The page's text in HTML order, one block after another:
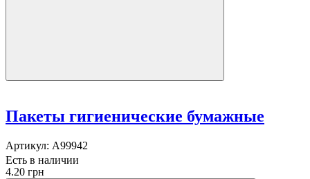
Пакеты гигиенические бумажные
Артикул: A99942
Есть в наличии
4.20 грн